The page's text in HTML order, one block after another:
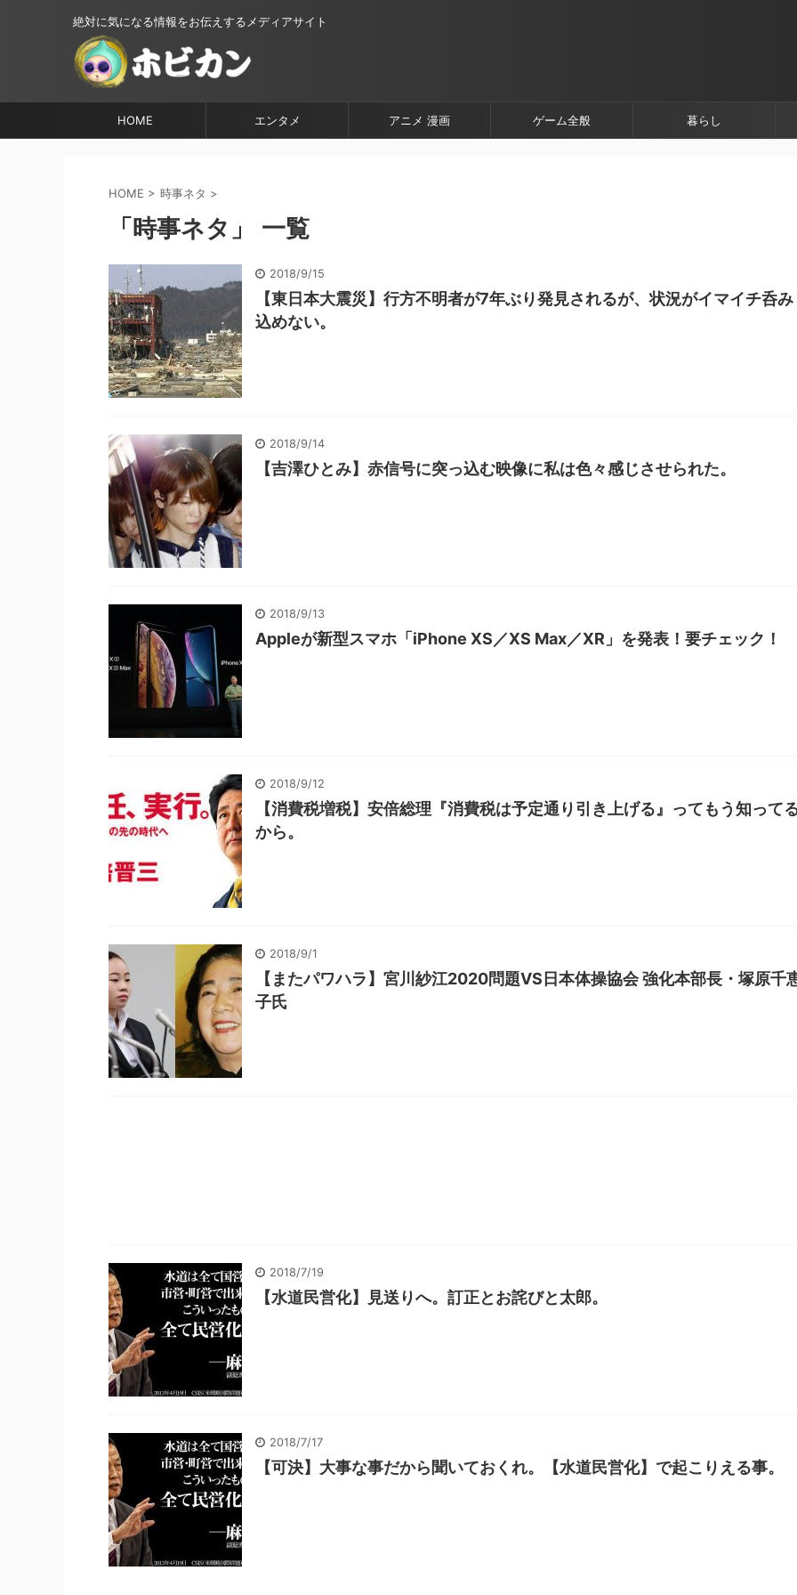
絶対に気になる情報をお伝えするメディアサイト
HOME エンタメ アニメ 漫画 ゲーム全般 暮らし
HOME > 時事ネタ >
「時事ネタ」 一覧
2018/9/15
【東日本大震災】行方不明者が7年ぶり発見されるが、状況がイマイチ呑み
込めない。
2018/9/14
【吉澤ひとみ】赤信号に突っ込む映像に私は色々感じさせられた。
2018/9/13
Appleが新型スマホ「iPhone XS／XS Max／XR」を発表！要チェック！
2018/9/12
【消費税増税】安倍総理『消費税は予定通り引き上げる』ってもう知って
から。
2018/9/1
【またパワハラ】宮川紗江2020問題VS日本体操協会 強化本部長・塚原千
子氏
2018/7/19
【水道民営化】見送りへ。訂正とお詫びと太郎。
2018/7/17
【可決】大事な事だから聞いておくれ。【水道民営化】で起こりえる事。